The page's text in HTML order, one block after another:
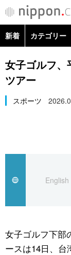
カテゴリー
経済・ビジネス
国際
文化
トップ
アーカイブ
In-depth
Japan Data
動画/Live
新着 カテゴリー
政治・外交
経済・ビジネス
スポーツ・東京
女子ゴルフ
ツアー
スポーツ
English
女子ゴルフ下部
ースは14日、台